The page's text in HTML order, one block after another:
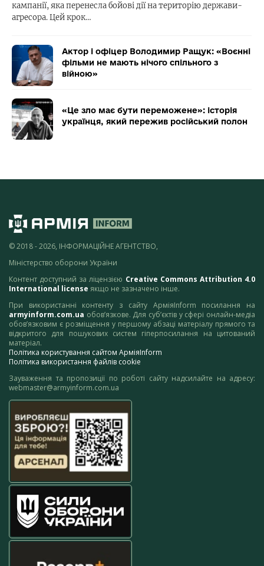
кампанії, яка перенесла бойові дії на територію держави-
агресора. Цей крок…
Актор і офіцер Володимир Ращук: «Воєнні
фільми не мають нічого спільного з
війною»
«Це зло має бути переможене»: історія
українця, який пережив російський полон
© 2018 - 2026, ІНФОРМАЦІЙНЕ АГЕНТСТВО,
Міністерство оборони України
Контент доступний за ліцензією Creative Commons Attribution 4.0
International license якщо не зазначено інше.
При використанні контенту з сайту АрміяInform посилання на
armyinform.com.ua обов’язкове. Для суб’єктів у сфері онлайн-медіа
обов’язковим є розміщення у першому абзаці матеріалу прямого та
відкритого для пошукових систем гіперпосилання на цитований
матеріал.
Політика користування сайтом АрміяInform
Політика використання файлів cookie
Зауваження та пропозиції по роботі сайту надсилайте на адресу:
webmaster@armyinform.com.ua